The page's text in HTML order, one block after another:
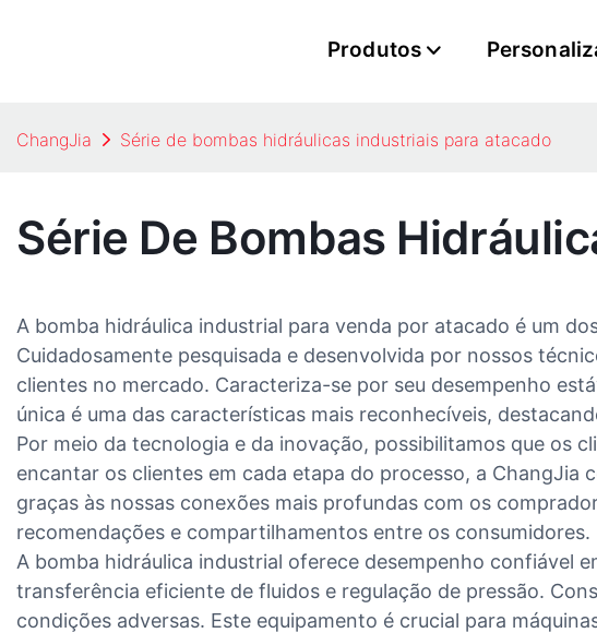
Produtos
ChangJia Série de bombas hidráulicas industriais para atacado
Série De Bombas
A bomba hidráulica industrial para venda por atacado é um
Cuidadosamente pesquisada e desenvolvida por nossos
clientes no mercado. Caracteriza-se por seu desempenho
única é uma das características mais reconhecíveis,
Por meio da tecnologia e da inovação, possibilitamos que os
encantar os clientes em cada etapa do processo, a
graças às nossas conexões mais profundas com os
recomendações e compartilhamentos entre os consumidores.
A bomba hidráulica industrial oferece desempenho confiável
transferência eficiente de fluidos e regulação de pressão.
condições adversas. Este equipamento é crucial para